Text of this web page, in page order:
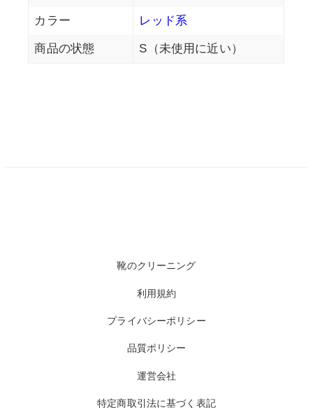
カラー レッド系
商品の状態 S（未使用に近い）
靴のクリーニング
利用規約
プライバシーポリシー
品質ポリシー
運営会社
特定商取引法に基づく表記